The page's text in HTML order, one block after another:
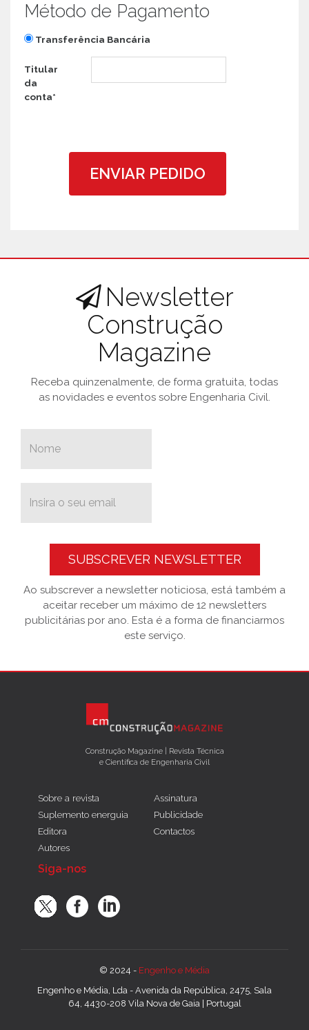
Método de Pagamento
Transferência Bancária
Titular
da
conta*
ENVIAR PEDIDO
Newsletter
Construção
Magazine
Receba quinzenalmente, de forma gratuita, todas
as novidades e eventos sobre Engenharia Civil.
SUBSCREVER NEWSLETTER
Ao subscrever a newsletter noticiosa, está também a
aceitar receber um máximo de 12 newsletters
publicitárias por ano. Esta é a forma de financiarmos
este serviço.
Construção Magazine | Revista Técnica
e Científica de Engenharia Civil
Sobre a revista
Suplemento energuia
Editora
Autores
Assinatura
Publicidade
Contactos
Siga-nos
© 2024 - Engenho e Média
Engenho e Média, Lda - Avenida da República, 2475, Sala
64, 4430-208 Vila Nova de Gaia | Portugal